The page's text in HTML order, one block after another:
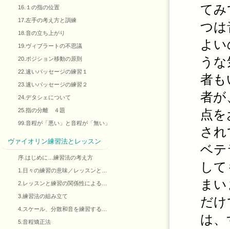
て
つ
よ
う
者
者が
点
さ
ベテ
し
ま
だ
は
16.１の指の位置
17.左手の考え方と訓練
18.音の立ち上がり
19.ヴィブラートの不思議
20.ポジション移動の原則
22.速いパッセージの練習１
23.速いパッセージの練習２
24.デタシェについて
25.指の分離 ４題
99.音程が「悪い」と音程が「無い」
ヴァイオリン練習法とレッスン
序.はじめに…練習法の考え方
1.日々の練習の意味／レッスンと…
2.レッスンと練習の関係性による…
3.練習法の組み立て
4.スケール、分散和音を練習する…
5.音程矯正法